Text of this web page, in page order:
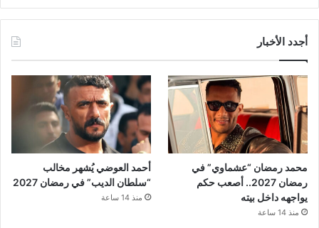
أجدد الأخبار
محمد رمضان “عشماوي” في
رمضان 2027.. أصعب حكم
يواجهه داخل بيته
منذ 14 ساعة
أحمد العوضي يُشهر مخالب
“سلطان الديب” في رمضان 2027
منذ 14 ساعة